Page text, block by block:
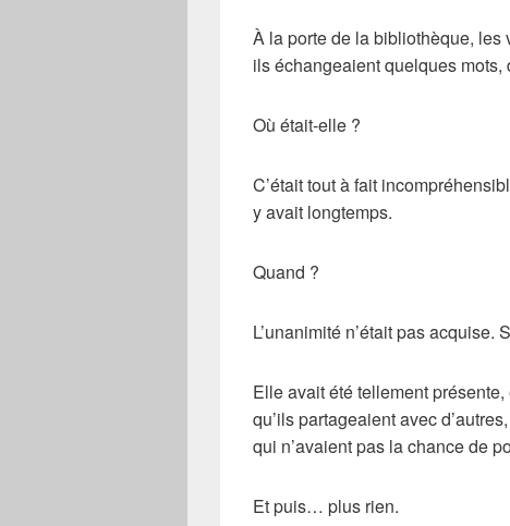
À la porte de la bibliothèque, les
ils échangeaient quelques
Où était-elle ?
C’était tout à fait
y avait longtemps.
Quand ?
L’unanimité n’était pas acquise.
Elle avait été tellement
qu’ils partageaient avec
qui n’avaient pas la chance de
Et puis… plus rien.